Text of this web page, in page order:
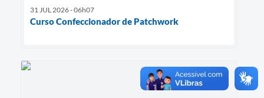
31 JUL 2026 - 06h07
Curso Confeccionador de Patchwork